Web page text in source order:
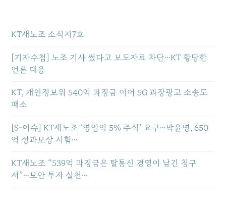
KT새노조 소식지7호
[기자수첩] 노조 기사 썼다고 보도자료 차단…KT 황당한
언론 대응
KT, 개인정보위 540억 과징금 이어 5G 과장광고 소송도
패소
[S-이슈] KT새노조 ‘영업익 5% 주식’ 요구…박윤영, 650
억 성과보상 시험…
KT새노조 “539억 과징금은 탈통신 경영이 남긴 청구
서”…보안 투자 실천…